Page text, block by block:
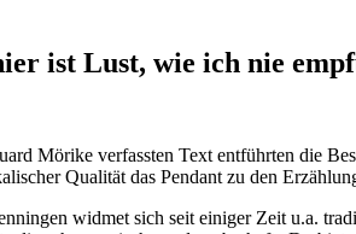
ist Lust, wie ich nie
Mörike verfassten Text entführten die
Qualität das Pendant zu den
widmet sich seit einiger Zeit u.a.